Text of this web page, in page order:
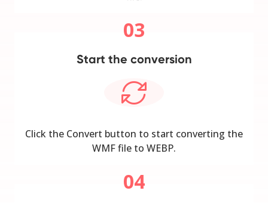
03
Start the conversion
Click the Convert button to start converting the
WMF file to WEBP.
04